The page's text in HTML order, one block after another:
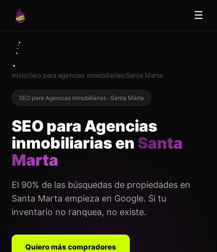
☰
Inicio/Seo para agencias inmobiliarias/Santa Marta
SEO para Agencias inmobiliarias · Santa Marta
SEO para Agencias
inmobiliarias en Santa
Marta
El 90% de las búsquedas de propiedades en
Santa Marta empieza en Google. Si tu
inventario no ranquea, no existe.
Quiero más compradores